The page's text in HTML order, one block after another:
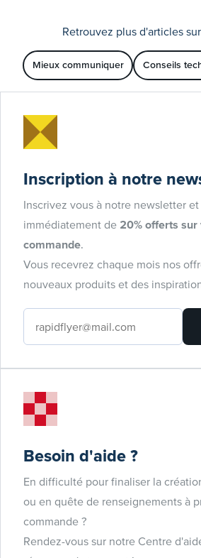
Retrouvez plus d'articles
Mieux communiquer Conseils
Inscription à notre
Inscrivez vous à notre newsletter
immédiatement de 20% offerts
commande
Vous recevrez chaque mois nos
nouveaux produits et des
Besoin d'aide ?
En difficulté pour finaliser la
ou en quête de renseignements à
commande ?
Rendez-vous sur notre Centre